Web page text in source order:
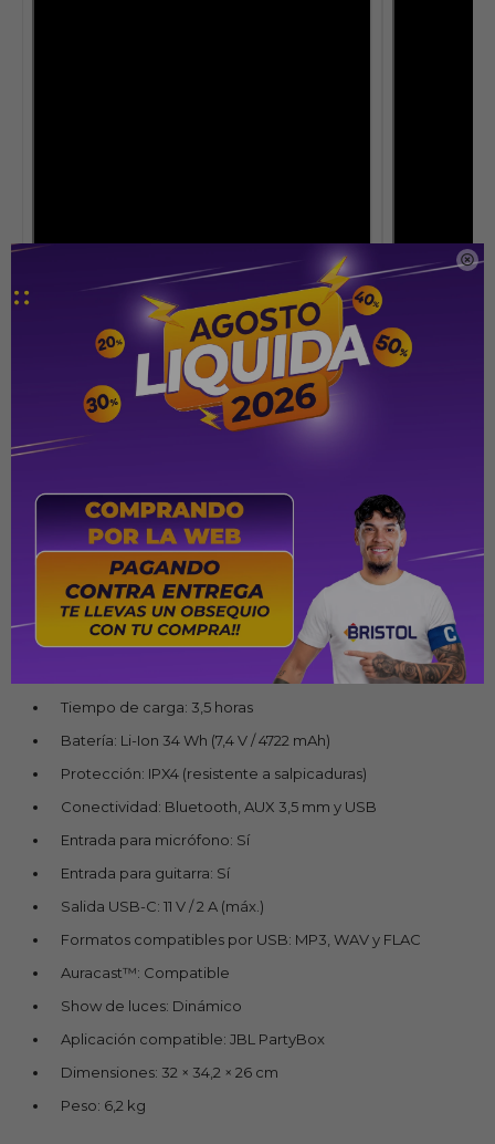

Especificaciones
Potencia de salida: 100 W RMS
Respuesta de frecuencia: 40 Hz – 20 kHz (-6 dB)
Relación señal/ruido: >80 dB
1 woofer de 5,25" (135 mm)
2 tweeters de cúpula de 0,75" (20 mm)
Bluetooth: 5.4
Perfiles Bluetooth: A2DP 1.4, AVRCP 1.6, TMAP 1.0, PBP 1.0
Tecnología: AI Sound Boost
Tiempo de carga: 3,5 horas
Batería: Li-Ion 34 Wh (7,4 V / 4722 mAh)
Protección: IPX4 (resistente a salpicaduras)
Conectividad: Bluetooth, AUX 3,5 mm y USB
Entrada para micrófono: Sí
Entrada para guitarra: Sí
Salida USB-C: 11 V / 2 A (máx.)
Formatos compatibles por USB: MP3, WAV y FLAC
Auracast™: Compatible
Show de luces: Dinámico
Aplicación compatible: JBL PartyBox
Dimensiones: 32 × 34,2 × 26 cm
Peso: 6,2 kg